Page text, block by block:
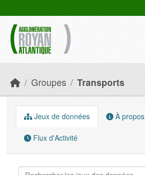
Groupes Transports
Jeux de données À propos
Flux d'Activité